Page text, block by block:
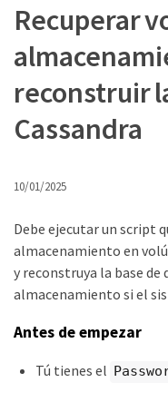
Recuperar
reconstruir
Cassandra
10/01/2025
Debe ejecutar un script
almacenamiento en
y reconstruya la base de
almacenamiento si el
Antes de empezar
Tú tienes el